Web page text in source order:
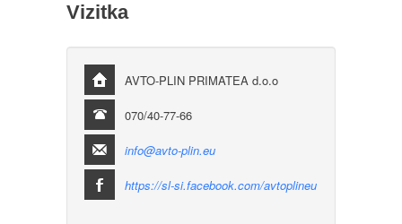
Vizitka
AVTO-PLIN PRIMATEA d.o.o
070/40-77-66
info@avto-plin.eu
https://sl-si.facebook.com/avtoplineu